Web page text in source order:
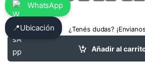
Añadir al
¿Tenés dudas?
whatsapp!
3413475962
WhatsApp
📍Ubicación